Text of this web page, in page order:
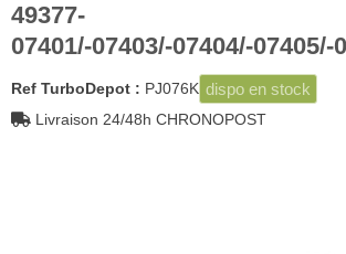
49377-
07401/-07403/-07404/-07405/-
Ref TurboDepot : PJ076K dispo en stock
Livraison 24/48h CHRONOPOST